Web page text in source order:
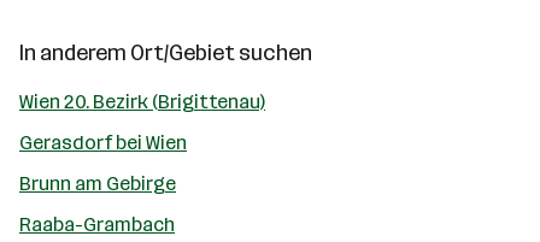
In anderem Ort/Gebiet suchen
Wien 20. Bezirk (Brigittenau)
Gerasdorf bei Wien
Brunn am Gebirge
Raaba-Grambach